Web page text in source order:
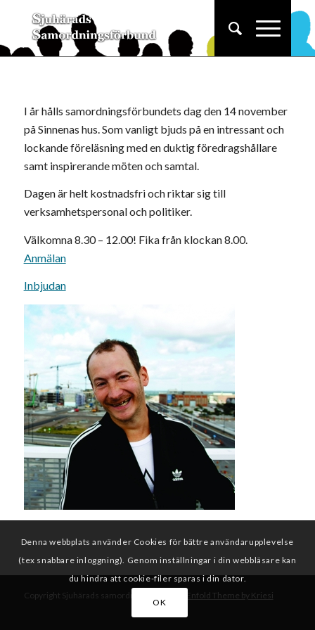
I år hålls samordningsförbundets dag den 14 november
på Sinnenas hus. Som vanligt bjuds på en intressant och
lockande föreläsning med en duktig föredragshållare
samt inspirerande möten och samtal.
Dagen är helt kostnadsfri och riktar sig till
verksamhetspersonal och politiker.
Välkomna 8.30 – 12.00! Fika från klockan 8.00.
Anmälan
Inbjudan
Copyright Sjuhärads samordningsförbund - Enfold Theme by Kriesi
Denna webbplats använder Cookies för bättre användarupplevelse
(tex snabbare inloggning). Genom inställningar i din webbläsare kan
du hindra att cookie-filer sparas i din dator.
OK